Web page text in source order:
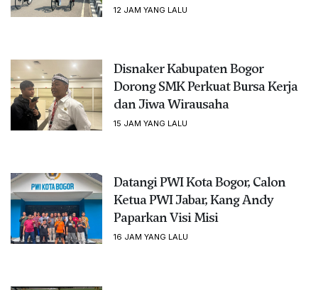
12 JAM YANG LALU
Disnaker Kabupaten Bogor
Dorong SMK Perkuat Bursa Kerja
dan Jiwa Wirausaha
15 JAM YANG LALU
Datangi PWI Kota Bogor, Calon
Ketua PWI Jabar, Kang Andy
Paparkan Visi Misi
16 JAM YANG LALU